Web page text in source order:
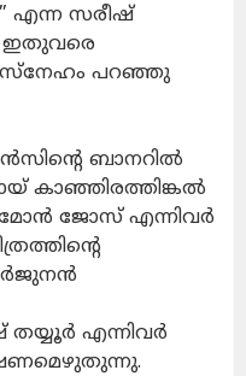
എന്ന സരീഷ്
ഇതുവരെ
സ്നേഹം പറഞ്ഞു
ബാനറിൽ
കാഞ്ഞിരത്തിങ്കൽ
ജോസ് എന്നിവർ
എന്നിവർ